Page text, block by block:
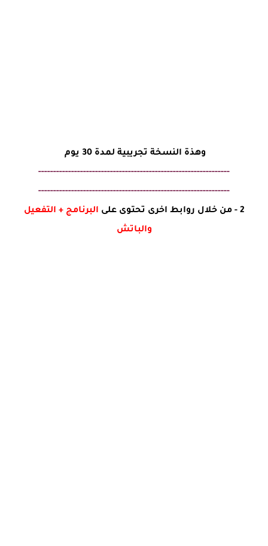
وهذة النسخة تجريبية لمدة 30 يوم
----------------------------------------------------------------
----------------------------------------------------------------
2 - من خلال روابط اخرى تحتوى على
البرنامج + التفعيل
والباتش